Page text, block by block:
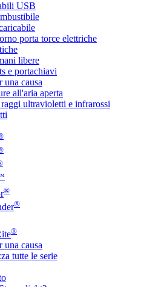
USB
porta torce elettriche
libere
e portachiavi
una causa
all'aria aperta
ultravioletti e infrarossi
®
®
®
una causa
tutte le serie